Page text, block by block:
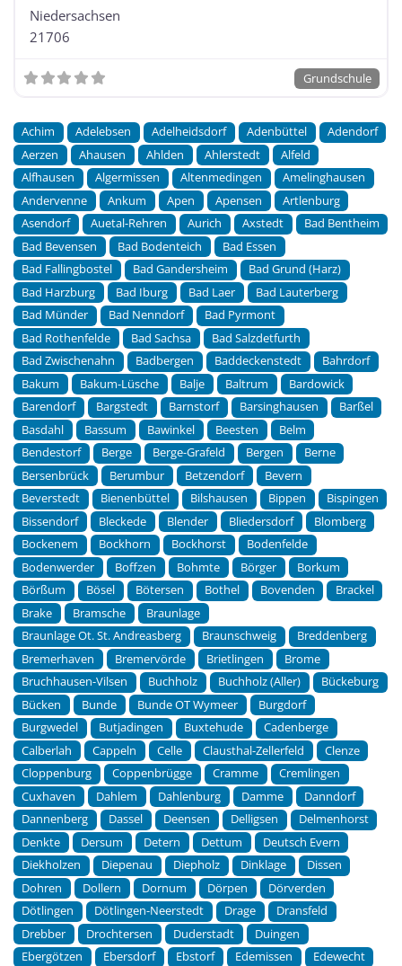
Niedersachsen
21706
Grundschule
Achim Adelebsen Adelheidsdorf Adenbüttel
Adendorf
Aerzen
Ahausen Ahlden Ahlerstedt
Alfeld
Alfhausen
Algermissen Altenmedingen
Amelinghausen
Andervenne
Ankum Apen Apensen
Artlenburg
Asendorf
Auetal-Rehren Aurich Axstedt
Bad Bentheim
Bad Bevensen
Bad Bodenteich
Bad Essen
Bad Fallingbostel
Bad Gandersheim
Bad Grund (Harz)
Bad Harzburg
Bad Iburg Bad Laer
Bad Lauterberg
Bad Münder
Bad Nenndorf
Bad Pyrmont
Bad Rothenfelde
Bad Sachsa
Bad Salzdetfurth
Bad Zwischenahn
Badbergen Baddeckenstedt
Bahrdorf
Bakum
Bakum-Lüsche Balje Baltrum
Bardowick
Barendorf
Bargstedt Barnstorf Barsinghausen
Barßel
Basdahl
Bassum Bawinkel Beesten
Belm
Bendestorf
Berge Berge-Grafeld Bergen
Berne
Bersenbrück
Berumbur Betzendorf
Bevern
Beverstedt
Bienenbüttel Bilshausen Bippen
Bispingen
Bissendorf
Bleckede Blender Bliedersdorf
Blomberg
Bockenem
Bockhorn Bockhorst
Bodenfelde
Bodenwerder
Boffzen Bohmte Börger
Borkum
Börßum
Bösel Bötersen Bothel Bovenden
Brackel
Brake
Bramsche
Braunlage
Braunlage Ot. St. Andreasberg
Braunschweig
Breddenberg
Bremerhaven
Bremervörde Brietlingen
Brome
Bruchhausen-Vilsen
Buchholz Buchholz (Aller)
Bückeburg
Bücken
Bunde Bunde OT Wymeer
Burgdorf
Burgwedel
Butjadingen Buxtehude
Cadenberge
Calberlah
Cappeln Celle Clausthal-Zellerfeld
Clenze
Cloppenburg
Coppenbrügge Cramme
Cremlingen
Cuxhaven
Dahlem Dahlenburg Damme
Danndorf
Dannenberg
Dassel Deensen Delligsen
Delmenhorst
Denkte
Dersum Detern Dettum
Deutsch Evern
Diekholzen
Diepenau Diepholz Dinklage
Dissen
Dohren
Dollern Dornum Dörpen
Dörverden
Dötlingen
Dötlingen-Neerstedt Drage
Dransfeld
Drebber
Drochtersen Duderstadt
Duingen
Ebergötzen
Ebersdorf Ebstorf Edemissen Edewecht